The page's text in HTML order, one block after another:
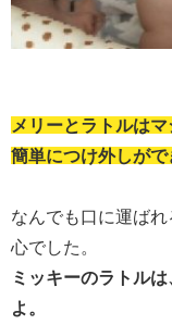
メリーとラトルは
簡単につけ外しがで
なんでも口に運ば
心でした。
ミッキーのラトル
よ。